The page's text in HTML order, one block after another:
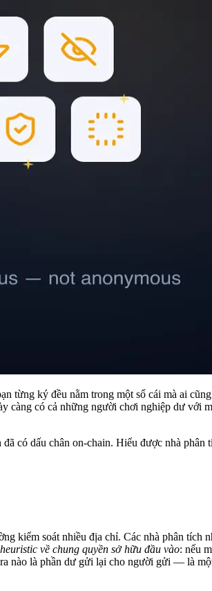
từng ký đều nằm trong một sổ cái mà ai
càng có cả những người chơi nghiệp dư với
có dấu chân on-chain. Hiểu được nhà
kiểm soát nhiều địa chỉ. Các nhà phân tích
heuristic về chung quyền sở hữu đầu vào: nếu
nào là phần dư gửi lại cho người gửi — là